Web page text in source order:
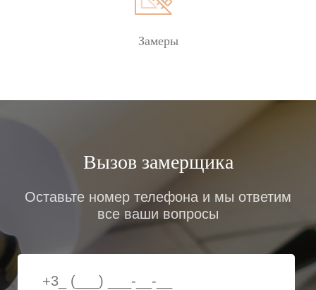
Замеры
Вызов замерщика
Оставьте номер телефона и мы ответим
все ваши вопросы